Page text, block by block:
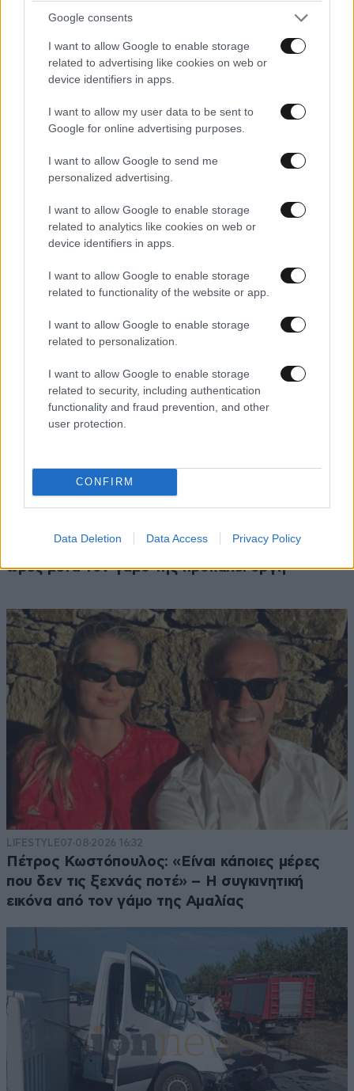
Google consents
I want to allow Google to enable storage
related to advertising like cookies on web or
device identifiers in apps.
I want to allow my user data to be sent to
Google for online advertising purposes.
I want to allow Google to send me
personalized advertising.
I want to allow Google to enable storage
related to analytics like cookies on web or
device identifiers in apps.
I want to allow Google to enable storage
related to functionality of the website or app.
I want to allow Google to enable storage
related to personalization.
I want to allow Google to enable storage
related to security, including authentication
functionality and fraud prevention, and other
user protection.
CONFIRM
Data Deletion Data Access Privacy Policy
LIFESTYLE45 λ. πριν
Ξεσπά ο Χρήστος Δάντης: «Δεν περίμενα την
αχαριστία των ανθρώπων του χώρου»
ΚΟΣΜΟΣ1 ω. πριν
μεθυσμένης οδηγού που σκότωσε νύφη λίγες
ώρες μετά τον γάμο της προκαλεί οργή
LIFESTYLE07·08·2026 16:32
Πέτρος Κωστόπουλος: «Είναι κάποιες μέρες
που δεν τις ξεχνάς ποτέ» – Η συγκινητική
εικόνα από τον γάμο της Αμαλίας